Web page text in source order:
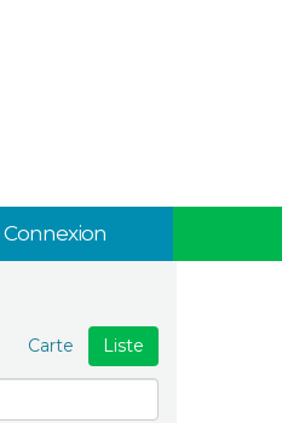
Connexion
Liste
Carte